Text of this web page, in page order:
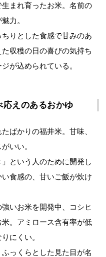
まれ育ったお米。名前の
力。
りとした食感で甘みのあ
収穫の日の喜びの気持ち
が込められている。
応えのあるおかゆ
ばかりの福井米。甘味、
いい。
という人のために開発し
食感の、甘いご飯が炊け
いお米を開発中、コシヒ
。アミロース含有率が低
にくい。
っくらとした見た目が名